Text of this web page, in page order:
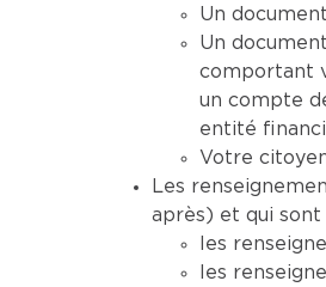
Un
Un
comportant
un compte
entité
Votre
Les
après) et qui sont
les
les